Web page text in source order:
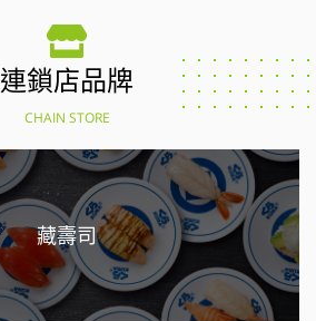
連鎖店品牌
CHAIN STORE
藏壽司